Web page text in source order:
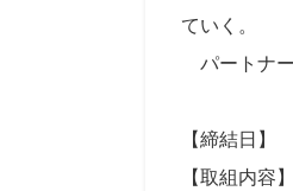
ていく。
パートナ
【締結日】
【取組内容】